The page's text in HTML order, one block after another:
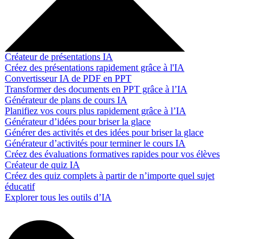
Créateur de présentations IA
Créez des présentations rapidement grâce à l'IA
Convertisseur IA de PDF en PPT
Transformer des documents en PPT grâce à l’IA
Générateur de plans de cours IA
Planifiez vos cours plus rapidement grâce à l’IA
Générateur d’idées pour briser la glace
Générer des activités et des idées pour briser la glace
Générateur d’activités pour terminer le cours IA
Créez des évaluations formatives rapides pour vos élèves
Créateur de quiz IA
Créez des quiz complets à partir de n’importe quel sujet
éducatif
Explorer tous les outils d’IA